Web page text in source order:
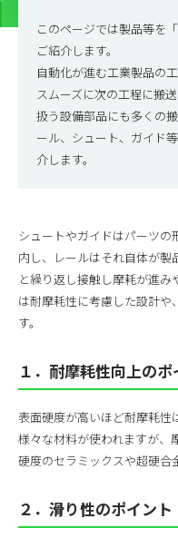
このページでは製品等を
ご紹介します。
自動化が進む工業製品の
スムーズに次の工程に搬
扱う設備部品にも多くの
ール、シュート、ガイド
介します。
シュートやガイドはパーツ
内し、レールはそれ自体が製
と繰り返し接触し摩耗が進
は耐摩耗性に考慮した設計や
す。
１．耐摩耗性向上のポ
表面硬度が高いほど耐摩耗性
様々な材料が使われますが、
硬度のセラミックスや超硬合
２．滑り性のポイント